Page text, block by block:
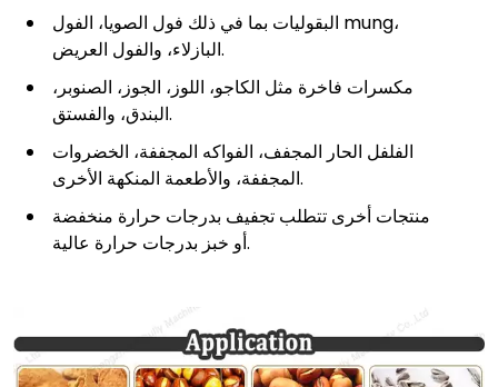
البقوليات بما في ذلك فول الصويا، الفول mung،
البازلاء، والفول العريض.
مكسرات فاخرة مثل الكاجو، اللوز، الجوز، الصنوبر،
البندق، والفستق.
الفلفل الحار المجفف، الفواكه المجففة، الخضروات
المجففة، والأطعمة المنكهة الأخرى.
منتجات أخرى تتطلب تجفيف بدرجات حرارة منخفضة
أو خبز بدرجات حرارة عالية.